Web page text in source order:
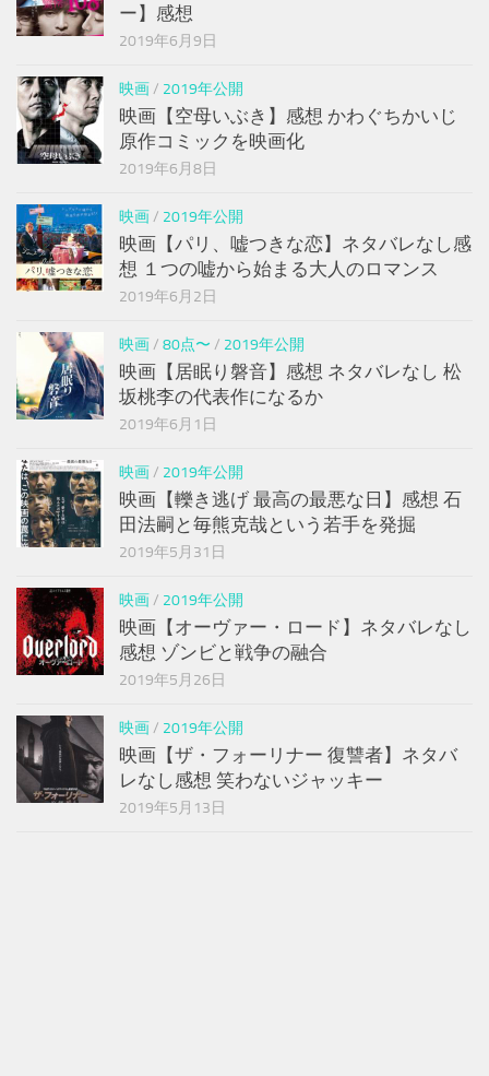
ー】感想
2019年6月9日
映画/ 2019年公開
映画【空母いぶき】感想 かわぐちかいじ
原作コミックを映画化
2019年6月8日
映画/ 2019年公開
映画【パリ、嘘つきな恋】ネタバレなし感
想 １つの嘘から始まる大人のロマンス
2019年6月2日
映画/ 80点〜 / 2019年公開
映画【居眠り磐音】感想 ネタバレなし 松
坂桃李の代表作になるか
2019年6月1日
映画/ 2019年公開
映画【轢き逃げ 最高の最悪な日】感想 石
田法嗣と毎熊克哉という若手を発掘
2019年5月31日
映画/ 2019年公開
映画【オーヴァー・ロード】ネタバレなし
感想 ゾンビと戦争の融合
2019年5月26日
映画/ 2019年公開
映画【ザ・フォーリナー 復讐者】ネタバ
レなし感想 笑わないジャッキー
2019年5月13日